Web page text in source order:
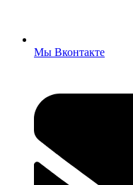
Мы Вконтакте